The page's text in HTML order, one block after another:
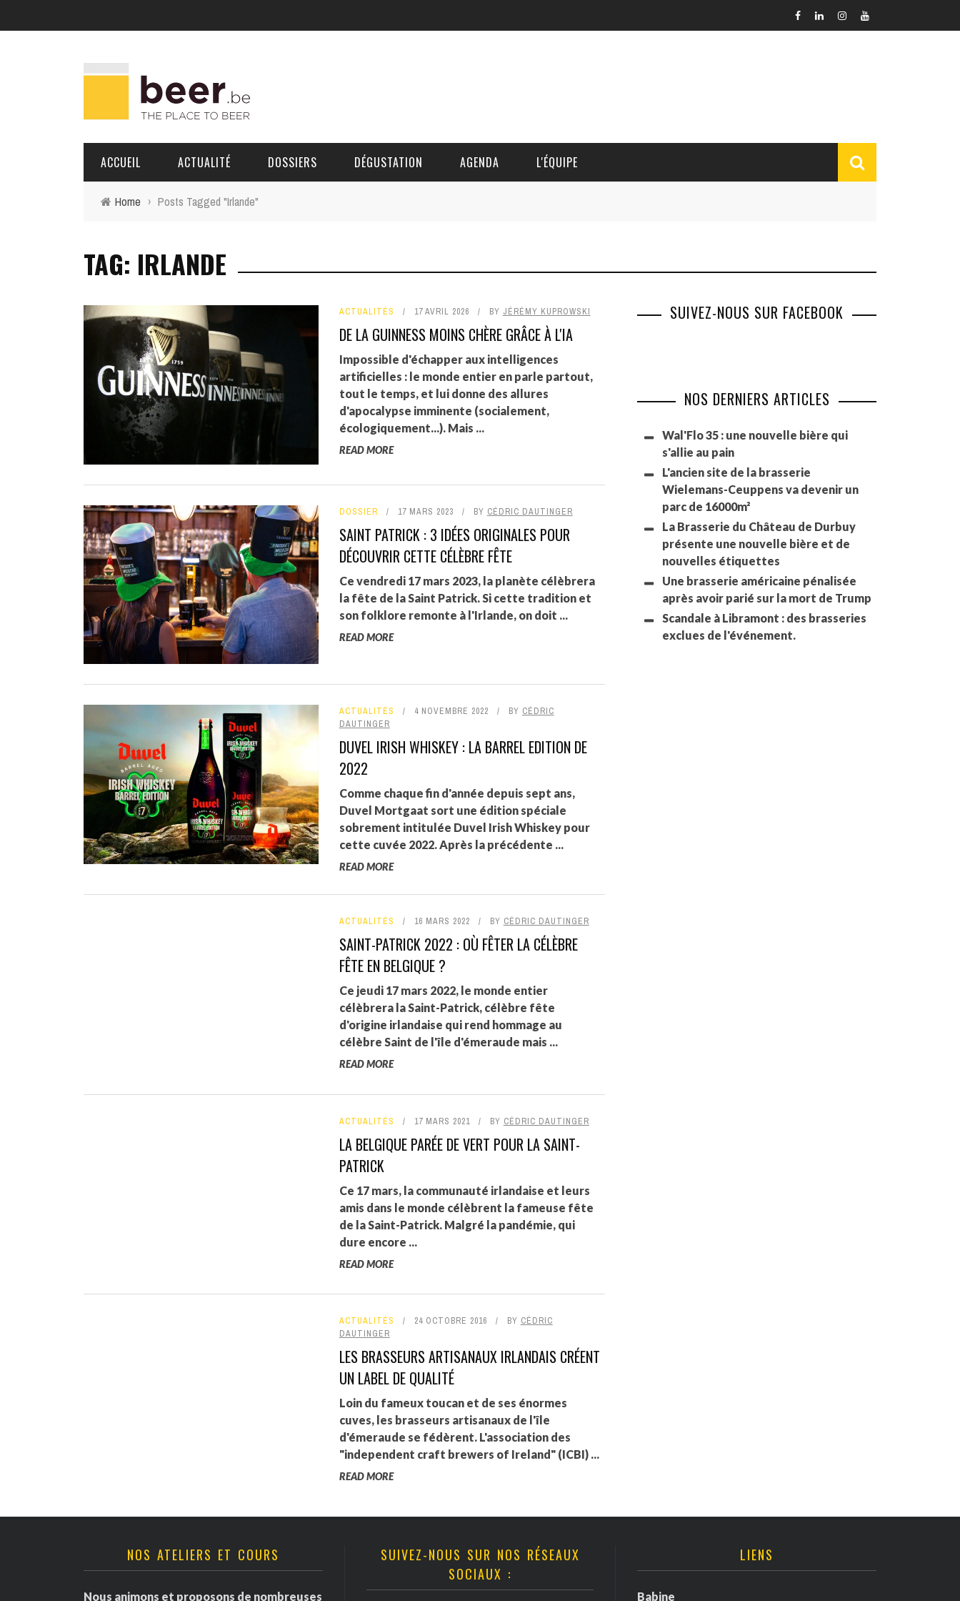
ACCUEIL ACTUALITÉ DOSSIERS DÉGUSTATION AGENDA L'ÉQUIPE
HÉLÈNE SPITAELS
AGALMA PADAW0NE
JEREMY KUPROWSKI
Home › Posts Tagged "Irlande"
TAG: IRLANDE
ACTUALITÉS 17 AVRIL 2026 BY JÉRÉMY KUPROWSKI
DE LA GUINNESS MOINS CHÈRE GRÂCE À L'IA
Impossible d'échapper aux intelligences
artificielles : le monde entier en parle partout,
tout le temps, et lui donne des allures
d'apocalypse imminente (socialement,
écologiquement...). Mais ...
READ MORE
DOSSIER 17 MARS 2023 BY CÉDRIC DAUTINGER
SAINT PATRICK : 3 IDÉES ORIGINALES POUR
DÉCOUVRIR CETTE CÉLÈBRE FÊTE
Ce vendredi 17 mars 2023, la planète célèbrera
la fête de la Saint Patrick. Si cette tradition et
son folklore remonte à l'Irlande, on doit ...
READ MORE
ACTUALITÉS 4 NOVEMBRE 2022 BY CÉDRIC
DAUTINGER
DUVEL IRISH WHISKEY : LA BARREL EDITION DE
2022
Comme chaque fin d'année depuis sept ans,
Duvel Mortgaat sort une édition spéciale
sobrement intitulée Duvel Irish Whiskey pour
cette cuvée 2022. Après la précédente ...
READ MORE
ACTUALITÉS 16 MARS 2022 BY CÉDRIC DAUTINGER
SAINT-PATRICK 2022 : OÙ FÊTER LA CÉLÈBRE
FÊTE EN BELGIQUE ?
Ce jeudi 17 mars 2022, le monde entier
célèbrera la Saint-Patrick, célèbre fête
d'origine irlandaise qui rend hommage au
célèbre Saint de l'île d'émeraude mais ...
READ MORE
ACTUALITÉS 17 MARS 2021 BY CÉDRIC DAUTINGER
LA BELGIQUE PARÉE DE VERT POUR LA SAINT-
PATRICK
Ce 17 mars, la communauté irlandaise et leurs
amis dans le monde célèbrent la fameuse fête
de la Saint-Patrick. Malgré la pandémie, qui
dure encore ...
READ MORE
ACTUALITÉS 24 OCTOBRE 2016 BY CÉDRIC
DAUTINGER
LES BRASSEURS ARTISANAUX IRLANDAIS CRÉENT
UN LABEL DE QUALITÉ
Loin du fameux toucan et de ses énormes
cuves, les brasseurs artisanaux de l'île
d'émeraude se fédèrent. L'association des
"independent craft brewers of Ireland" (ICBI) ...
READ MORE
SUIVEZ-NOUS SUR FACEBOOK
NOS DERNIERS ARTICLES
Wal'Flo 35 : une nouvelle bière qui
s'allie au pain
L'ancien site de la brasserie
Wielemans-Ceuppens va devenir un
parc de 16000m²
La Brasserie du Château de Durbuy
présente une nouvelle bière et de
nouvelles étiquettes
Une brasserie américaine pénalisée
après avoir parié sur la mort de Trump
Scandale à Libramont : des brasseries
exclues de l'événement.
NOS ATELIERS ET COURS
Nous animons et proposons de nombreuses
SUIVEZ-NOUS SUR NOS RÉSEAUX
SOCIAUX :
LIENS
Babine